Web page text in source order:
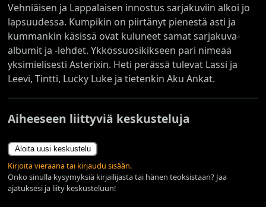
Vehniäisen ja Lappalaisen innostus sarjakuviin alkoi jo
lapsuudessa. Kumpikin on piirtänyt pienestä asti ja
kummankin käsissä ovat kuluneet samat sarjakuva-
albumit ja -lehdet. Ykkössuosikikseen pari nimeää
yksimielisesti Asterixin. Heti perässä tulevat Lassi ja
Leevi, Tintti, Lucky Luke ja tietenkin Aku Ankat.
Aiheeseen liittyviä keskusteluja
Aloita uusi keskustelu
Kirjoita vieraana tai kirjaudu sisään.
Onko sinulla kysymyksiä kirjailijasta tai hänen teoksistaan? Jaa
ajatuksesi ja liity keskusteluun!